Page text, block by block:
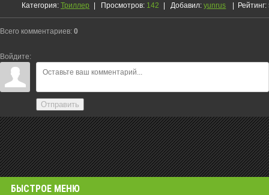
Категория: Триллер | Просмотров: 142 | Добавил: yunrus | Рейтинг:
Всего комментариев: 0
Войдите:
Отправить
БЫСТРОЕ МЕНЮ